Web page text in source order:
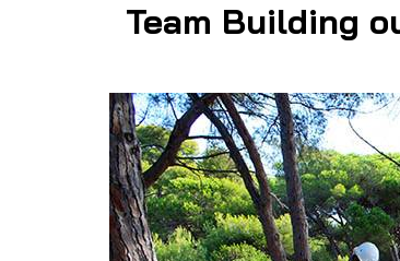
Team Building